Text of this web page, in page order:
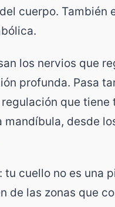
cuerpo. También
los nervios que
profunda. Pasa
que tiene
mandíbula, desde
tu cuello no es una
de las zonas que